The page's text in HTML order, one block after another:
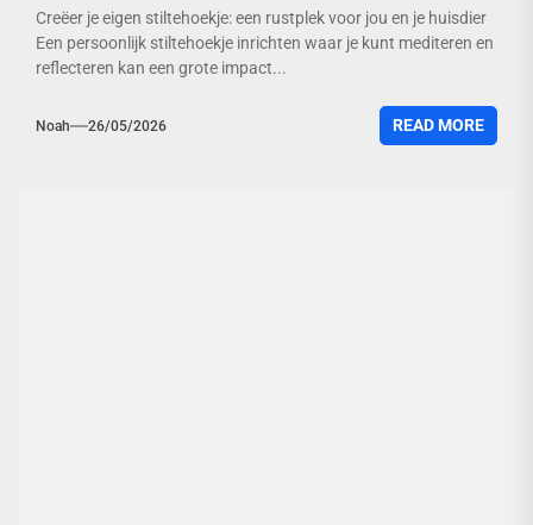
Creëer je eigen stiltehoekje: een rustplek voor jou en je huisdier
Een persoonlijk stiltehoekje inrichten waar je kunt mediteren en
reflecteren kan een grote impact...
Noah 26/05/2026 READ MORE